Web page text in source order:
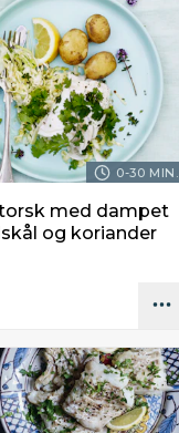
0-30 MIN.
med dampet
og koriander